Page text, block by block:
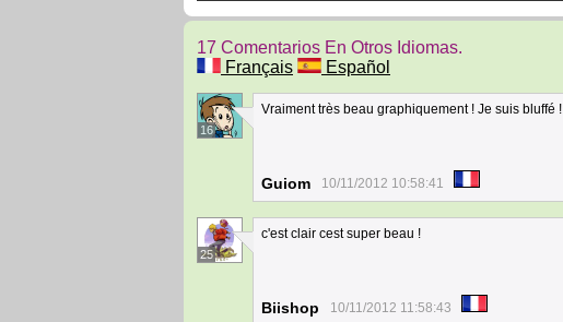
17 Comentarios En Otros Idiomas.
Français
Español
16
Vraiment très beau graphiquement ! Je suis bluffé !
Guiom 10/11/2012 10:58:41
25
c'est clair cest super beau !
Biishop 10/11/2012 11:58:43